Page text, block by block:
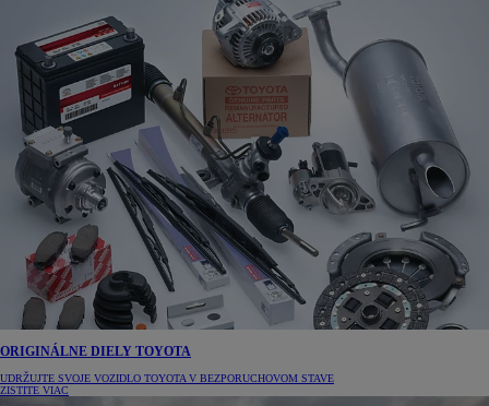
ORIGINÁLNE DIELY TOYOTA
UDRŽUJTE SVOJE VOZIDLO TOYOTA V BEZPORUCHOVOM STAVE
ZISTITE VIAC